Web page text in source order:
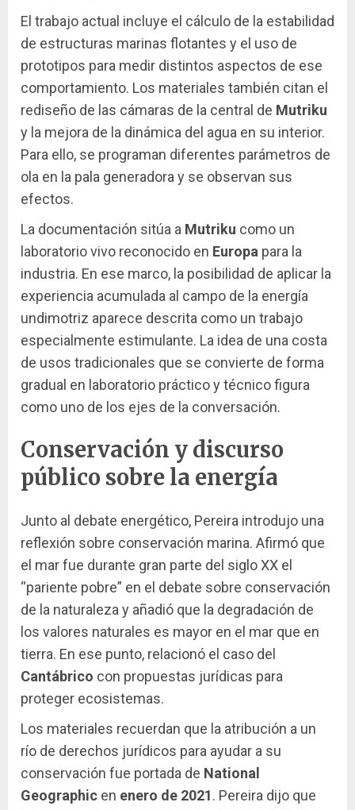
El trabajo actual incluye el cálculo de la estabilidad
de estructuras marinas flotantes y el uso de
prototipos para medir distintos aspectos de ese
comportamiento. Los materiales también citan el
rediseño de las cámaras de la central de Mutriku
y la mejora de la dinámica del agua en su interior.
Para ello, se programan diferentes parámetros de
ola en la pala generadora y se observan sus
efectos.
La documentación sitúa a Mutriku como un
laboratorio vivo reconocido en Europa para la
industria. En ese marco, la posibilidad de aplicar la
experiencia acumulada al campo de la energía
undimotriz aparece descrita como un trabajo
especialmente estimulante. La idea de una costa
de usos tradicionales que se convierte de forma
gradual en laboratorio práctico y técnico figura
como uno de los ejes de la conversación.
Conservación y discurso
público sobre la energía
Junto al debate energético, Pereira introdujo una
reflexión sobre conservación marina. Afirmó que
el mar fue durante gran parte del siglo XX el
“pariente pobre” en el debate sobre conservación
de la naturaleza y añadió que la degradación de
los valores naturales es mayor en el mar que en
tierra. En ese punto, relacionó el caso del
Cantábrico con propuestas jurídicas para
proteger ecosistemas.
Los materiales recuerdan que la atribución a un
río de derechos jurídicos para ayudar a su
conservación fue portada de National
Geographic en enero de 2021. Pereira dijo que